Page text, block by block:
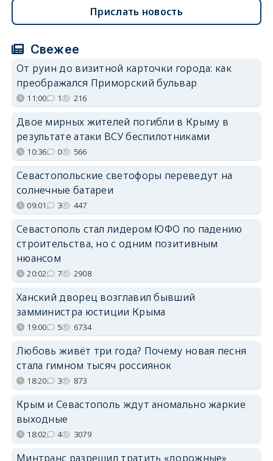
Прислать новость
Свежее
От руин до визитной карточки города: как
преображался Приморский бульвар
11:00 1 216
Двое мирных жителей погибли в Крыму в
результате атаки ВСУ беспилотниками
10:36 0 566
Севастопольские светофоры переведут на
солнечные батареи
09:01 3 447
Севастополь стал лидером ЮФО по падению
строительства, но с одним позитивным
нюансом
20:02 7 2908
Ханский дворец возглавил бывший
замминистра юстиции Крыма
19:00 5 6734
Любовь живёт три года? Почему новая песня
стала гимном тысяч россиянок
18:20 3 873
Крым и Севастополь ждут аномально жаркие
выходные
18:02 4 3079
Минтранс разрешил тратить «дорожные»